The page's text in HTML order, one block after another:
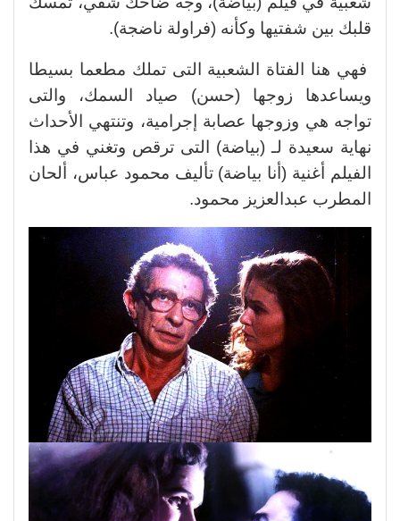
قلبك بين شفتيها وكأنه (فراولة ناضجة).
فهي هنا الفتاة الشعبية التى تملك مطعما بسيطا
ويساعدها زوجها (حسن) صياد السمك، والتى
تواجه هي وزوجها عصابة إجرامية، وتنتهي الأحداث
نهاية سعيدة لـ (بياضة) التى ترقص وتغني في هذا
الفيلم أغنية (أنا بياضة) تأليف محمود عباس، ألحان
المطرب عبدالعزيز محمود.